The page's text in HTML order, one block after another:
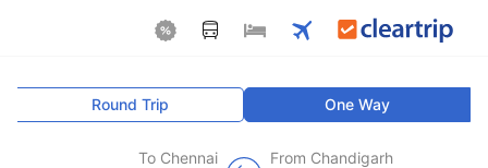
One Way
Round Trip
From Chandigarh
To Chennai